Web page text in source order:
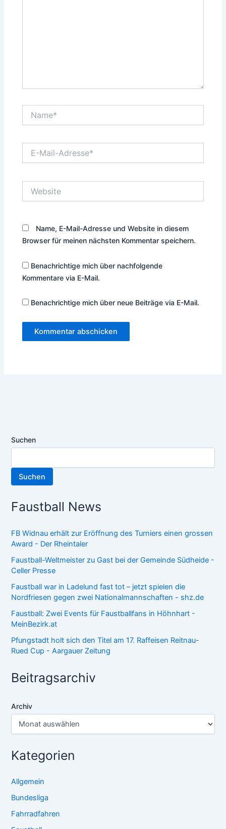
Mail-
Name, E-Mail-Adresse und Website in diesem
Browser für meinen nächsten Kommentar speichern.
Benachrichtige mich über nachfolgende
Kommentare via E-Mail.
Benachrichtige mich über neue Beiträge via E-Mail.
Suchen
Suchen
Faustball News
FB Widnau erhält zur Eröffnung des Turniers einen grossen
Award - Der Rheintaler
Faustball-Weltmeister zu Gast bei der Gemeinde Südheide -
Celler Presse
Faustball war in Ladelund fast tot – jetzt spielen die
Nordfriesen gegen zwei Nationalmannschaften - shz.de
Faustball: Zwei Events für Faustballfans in Höhnhart -
MeinBezirk.at
Pfungstadt holt sich den Titel am 17. Raffeisen Reitnau-
Rued Cup - Aargauer Zeitung
Beitragsarchiv
Archiv
Kategorien
Allgemein
Bundesliga
Fahrradfahren